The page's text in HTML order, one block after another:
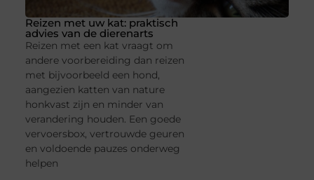
Reizen met uw kat: praktisch
advies van de dierenarts
Reizen met een kat vraagt om
andere voorbereiding dan reizen
met bijvoorbeeld een hond,
aangezien katten van nature
honkvast zijn en minder van
verandering houden. Een goede
vervoersbox, vertrouwde geuren
en voldoende pauzes onderweg
helpen